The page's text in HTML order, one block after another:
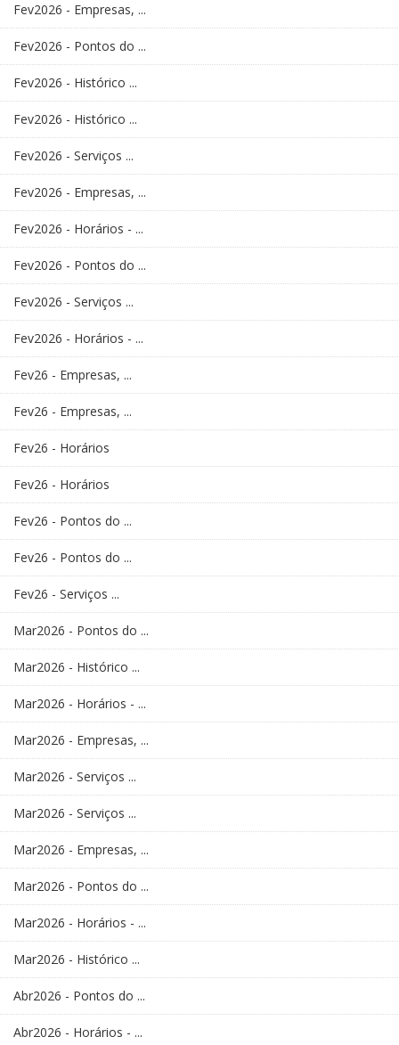
Fev2026 - Empresas, ...
Fev2026 - Pontos do ...
Fev2026 - Histórico ...
Fev2026 - Histórico ...
Fev2026 - Serviços ...
Fev2026 - Empresas, ...
Fev2026 - Horários - ...
Fev2026 - Pontos do ...
Fev2026 - Serviços ...
Fev2026 - Horários - ...
Fev26 - Empresas, ...
Fev26 - Empresas, ...
Fev26 - Horários
Fev26 - Horários
Fev26 - Pontos do ...
Fev26 - Pontos do ...
Fev26 - Serviços ...
Mar2026 - Pontos do ...
Mar2026 - Histórico ...
Mar2026 - Horários - ...
Mar2026 - Empresas, ...
Mar2026 - Serviços ...
Mar2026 - Serviços ...
Mar2026 - Empresas, ...
Mar2026 - Pontos do ...
Mar2026 - Horários - ...
Mar2026 - Histórico ...
Abr2026 - Pontos do ...
Abr2026 - Horários - ...